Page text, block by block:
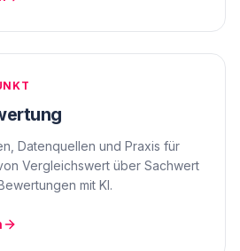
Datenquellen und Praxis für
Vergleichswert über Sachwert
mit KI.